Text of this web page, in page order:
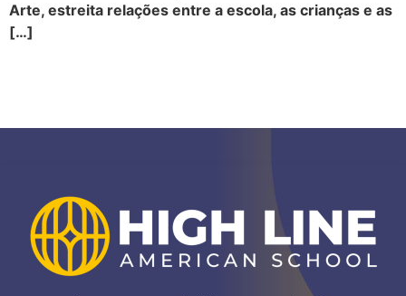
Arte, estreita relações entre a escola, as crianças e as
[…]